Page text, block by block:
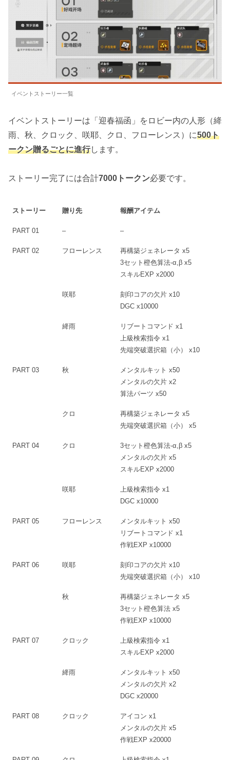
イベントストーリー一覧
イベントストーリーは「迎春福函」をロビー内の人形（絳
雨、秋、クロック、咲耶、クロ、フローレンス）に500ト
ークン贈るごとに進行します。
ストーリー完了には合計7000トークン必要です。
ストーリー 贈り先 報酬アイテム
PART 01 – –
PART 02 フローレンス
再構築ジェネレータ x5
3セット橙色算法-α,β x5
スキルEXP x2000
咲耶
刻印コアの欠片 x10
DGC x10000
絳雨
リブートコマンド x1
上級検索指令 x1
先端突破選択箱（小） x10
PART 03 秋
メンタルキット x50
メンタルの欠片 x2
算法パーツ x50
クロ
再構築ジェネレータ x5
先端突破選択箱（小） x5
PART 04 クロ
3セット橙色算法-α,β x5
メンタルの欠片 x5
スキルEXP x2000
咲耶
上級検索指令 x1
DGC x10000
PART 05 フローレンス
メンタルキット x50
リブートコマンド x1
作戦EXP x10000
PART 06 咲耶
刻印コアの欠片 x10
先端突破選択箱（小） x10
秋
再構築ジェネレータ x5
3セット橙色算法 x5
作戦EXP x10000
PART 07 クロック
上級検索指令 x1
スキルEXP x2000
絳雨
メンタルキット x50
メンタルの欠片 x2
DGC x20000
PART 08 クロック
アイコン x1
メンタルの欠片 x5
作戦EXP x20000